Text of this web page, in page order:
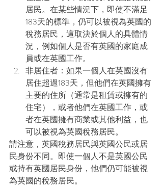
居民。在某些情況下，即使不滿足
183天的標準，仍可以被視為英國的
稅務居民，這取決於個人的具體情
況，例如個人是否有英國的家庭成
員或在英國工作。
非居住者：如果一個人在英國沒有
居住超過183天，但他們在英國擁有
主要的住所（通常是租賃或擁有的
住宅），或者他們在英國工作，或
者在英國擁有商業或其他利益，也
可以被視為英國稅務居民。
請注意，英國稅務居民與英國公民或居
民身份不同。即使一個人不是英國公民
或持有英國居民身份，他們仍可能被視
為英國的稅務居民。